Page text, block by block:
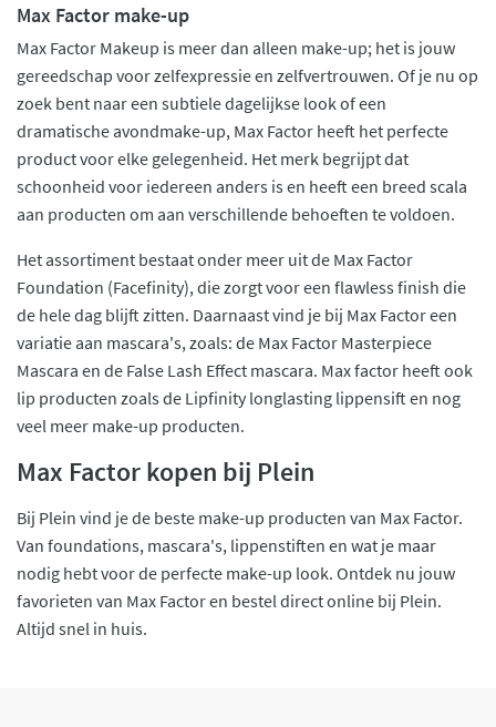
Max Factor make-up
Max Factor Makeup is meer dan alleen make-up; het is jouw
gereedschap voor zelfexpressie en zelfvertrouwen. Of je nu op
zoek bent naar een subtiele dagelijkse look of een
dramatische avondmake-up, Max Factor heeft het perfecte
product voor elke gelegenheid. Het merk begrijpt dat
schoonheid voor iedereen anders is en heeft een breed scala
aan producten om aan verschillende behoeften te voldoen.
Het assortiment bestaat onder meer uit de Max Factor
Foundation (Facefinity), die zorgt voor een flawless finish die
de hele dag blijft zitten. Daarnaast vind je bij Max Factor een
variatie aan mascara's, zoals: de Max Factor Masterpiece
Mascara en de False Lash Effect mascara. Max factor heeft ook
lip producten zoals de Lipfinity longlasting lippensift en nog
veel meer make-up producten.
Max Factor kopen bij Plein
Bij Plein vind je de beste make-up producten van Max Factor.
Van foundations, mascara's, lippenstiften en wat je maar
nodig hebt voor de perfecte make-up look. Ontdek nu jouw
favorieten van Max Factor en bestel direct online bij Plein.
Altijd snel in huis.